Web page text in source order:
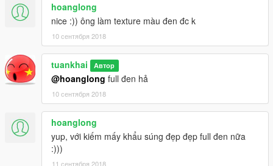
hoanglong
nice :)) ông làm texture màu đen đc k
10 сентября 2018
tuankhai Автор
@hoanglong full đen hả
10 сентября 2018
hoanglong
yup, với kiếm mấy khẩu súng đẹp đẹp full đen nữa
:)))
11 сентября 2018